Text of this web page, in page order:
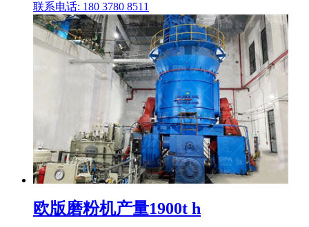
联系电话: 180 3780 8511
欧版磨粉机产量1900t h